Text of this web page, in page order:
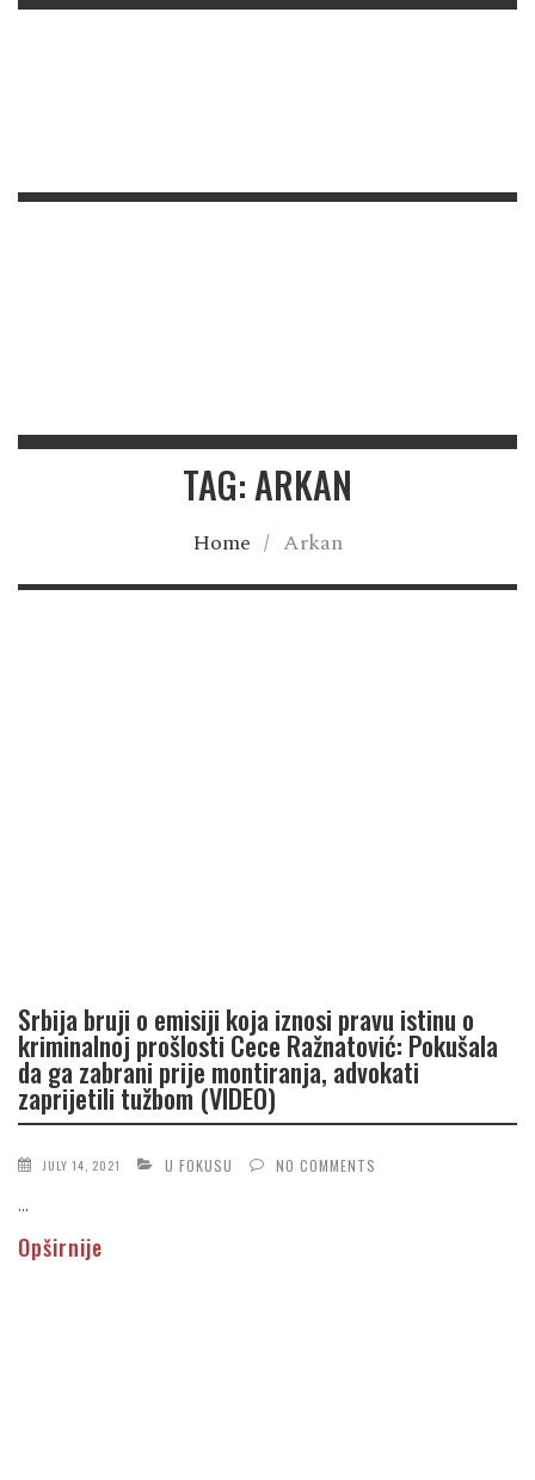
TAG: ARKAN
Home / Arkan
Srbija bruji o emisiji koja iznosi pravu istinu o
kriminalnoj prošlosti Cece Ražnatović: Pokušala
da ga zabrani prije montiranja, advokati
zaprijetili tužbom (VIDEO)
JULY 14, 2021 U FOKUSU NO COMMENTS
...
Opširnije